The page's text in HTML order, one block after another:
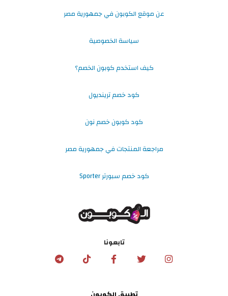
عن موقع الكوبون في جمهورية مصر
سياسة الخصوصية
كيف استخدم كوبون الخصم؟
كود خصم ترينديول
كود كوبون خصم نون
مراجعة المنتجات في جمهورية مصر
كود خصم سبورتر Sporter
تابعونا